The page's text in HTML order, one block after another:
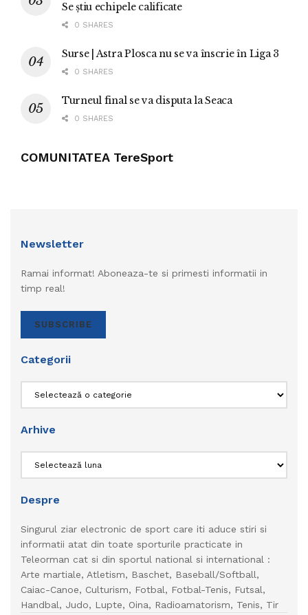
Se știu echipele calificate
0 SHARES
Surse | Astra Plosca nu se va înscrie în Liga 3
0 SHARES
Turneul final se va disputa la Seaca
0 SHARES
COMUNITATEA TereSport
Newsletter
Ramai informat! Aboneaza-te si primesti informatii in
timp real!
SUBSCRIBE
Categorii
Arhive
Despre
Singurul ziar electronic de sport care iti aduce stiri si
informatii atat din toate sporturile practicate in
Teleorman cat si din sportul national si international :
Arte martiale, Atletism, Baschet, Baseball/Softball,
Caiac-Canoe, Culturism, Fotbal, Fotbal-Tenis, Futsal,
Handbal, Judo, Lupte, Oina, Radioamatorism, Tenis, Tir